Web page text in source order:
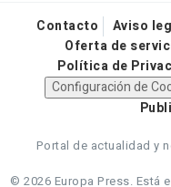
Contacto Aviso
Oferta de
Política de
Configuración de
Portal de actualidad y
© 2026 Europa Press. Está